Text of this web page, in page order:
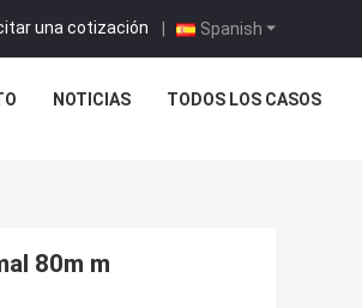
Spanish
una cotización |
NOTICIAS TODOS LOS CASOS
80m m